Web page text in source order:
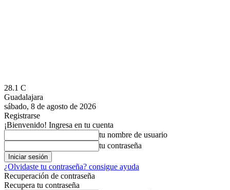
28.1 C
Guadalajara
sábado, 8 de agosto de 2026
Registrarse
¡Bienvenido! Ingresa en tu cuenta
tu nombre de usuario
tu contraseña
¿Olvidaste tu contraseña? consigue ayuda
Recuperación de contraseña
Recupera tu contraseña